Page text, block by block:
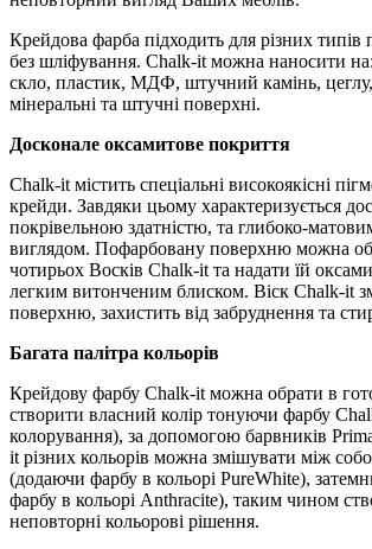
Крейдова фарба підходить для різних типів
без шліфування. Chalk-it можна наносити
скло, пластик, МДФ, штучний камінь, цеглу,
мінеральні та штучні поверхні.
Досконале оксамитове покриття
Chalk-it містить спеціальні високоякісні
крейди. Завдяки цьому характеризується
покрівельною здатністю, та глибоко-
виглядом. Пофарбовану поверхню можна
чотирьох Восків Chalk-it та надати їй
легким витонченим блиском. Віск Chalk-it
поверхню, захистить від забруднення та
Багата палітра кольорів
Крейдову фарбу Chalk-it можна обрати в
створити власний колір тонуючи фарбу
колорування), за допомогою барвників
it різних кольорів можна змішувати між
(додаючи фарбу в кольорі PureWhite),
фарбу в кольорі Anthracite), таким чином
неповторні кольорові рішення.